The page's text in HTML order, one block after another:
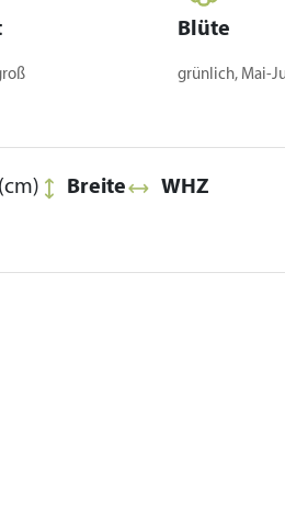
Blüte
grünlich, Mai-
(cm) Breite WHZ